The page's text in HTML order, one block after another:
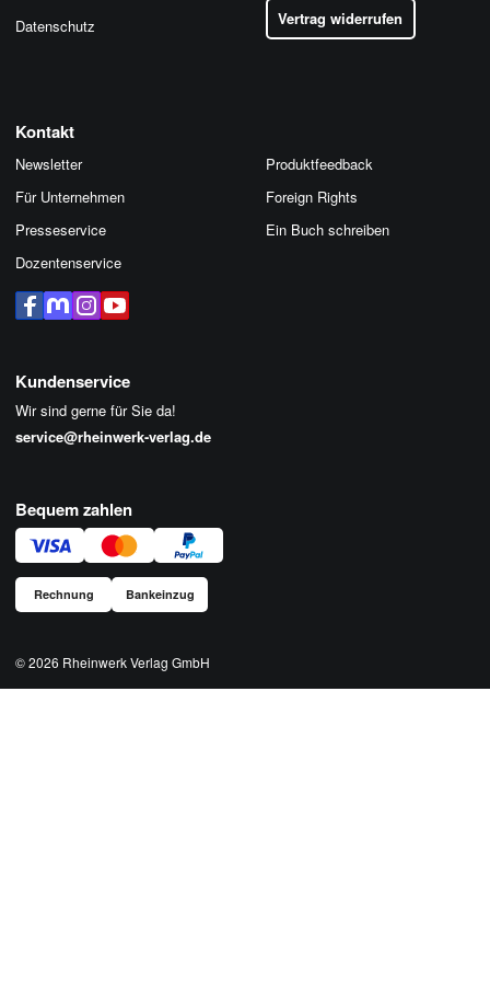
Kontakt
Newsletter
Für Unternehmen
Presseservice
Dozentenservice
Produktfeedback
Foreign Rights
Ein Buch schreiben
Datenschutz
Vertrag widerrufen
Kundenservice
Wir sind gerne für Sie da!
service@rheinwerk-verlag.de
Bequem zahlen
Rechnung Bankeinzug
© 2026 Rheinwerk Verlag GmbH